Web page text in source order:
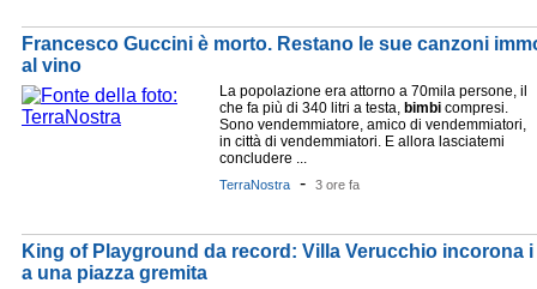
Francesco Guccini è morto. Restano le sue canzoni
al vino
La popolazione era attorno a 70mila persone, il
che fa più di 340 litri a testa, bimbi compresi.
Sono vendemmiatore, amico di vendemmiatori,
in città di vendemmiatori. E allora lasciatemi
concludere ...
TerraNostra - 3 ore fa
King of Playground da record: Villa Verucchio incorona
a una piazza gremita